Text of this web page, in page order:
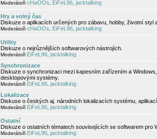
Moderátoři cHaOOs EiFeL96 jacktalking
Hry a volný čas
Diskuze o aplikacích určených pro zábavu, hobby, životní styl
Moderátoři cHaOOs EiFeL96 jacktalking
Utility
Diskuze o nejrůznějších softwarových nástrojích.
Moderátoři EiFeL96 jacktalking
Synchronizace
Diskuze o synchronizaci mezi kapesním zařízením a
desktopovými systémy.
Moderátoři EiFeL96 jacktalking
Lokalizace
Diskuse o českých aj. národních lokalizacích systému, aplikací
Moderátoři EiFeL96 jacktalking
Ostatní
Diskuze o ostatních tématech souvisejících se softwarem pro
Moderátoři EiFeL96 jacktalking